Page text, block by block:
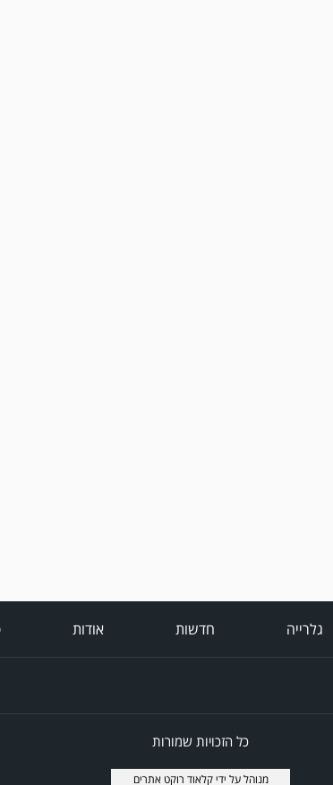
גלרייה חדשות אודות
כל הזכויות שמורות
מנוהל על ידיקלאוד רוקט אתרים